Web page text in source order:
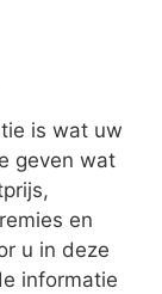
is wat uw
geven wat
en
u in deze
informatie